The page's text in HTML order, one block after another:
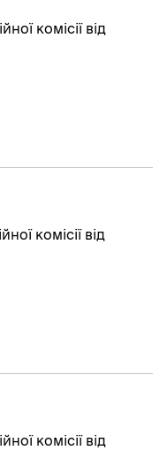
комісії від
комісії від
комісії від